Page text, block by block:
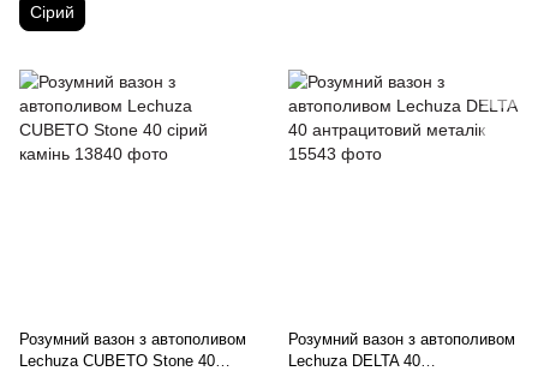
Сірий
Розумний вазон з автополивом
Lechuza CUBETO Stone 40
Розумний вазон з автополивом
Lechuza DELTA 40